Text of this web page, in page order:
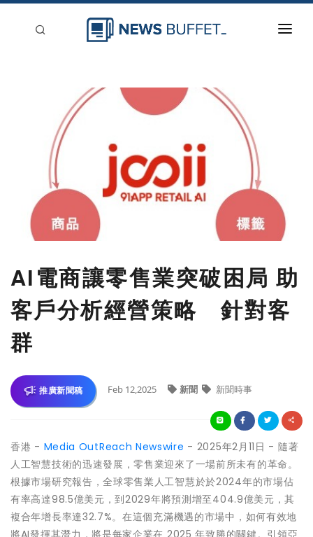
登入
刊登
AI電商讓零售業突破困局 助
客戶分析經營策略 針對客
群
推廣新聞稿 Feb 12,2025 新聞 新聞時事
香港 - Media OutReach Newswire - 2025年2月11日 - 隨著
人工智慧技術的迅速發展，零售業迎來了一場前所未有的革命。
根據市場研究報告，全球零售業人工智慧於於2024年的市場佔
有率高達98.5億美元，到2029年將預測增至404.9億美元，其
複合年增長率達32.7%。在這個充滿機遇的市場中，如何有效地